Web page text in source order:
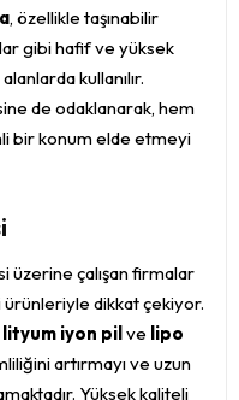
, özellikle taşınabilir
gibi hafif ve yüksek
kullanılır.
de odaklanarak, hem
bir konum elde etmeyi
üzerine çalışan firmalar
ürünleriyle dikkat çekiyor.
lityum iyon pilve lipo
artırmayı ve uzun
Yüksek kaliteli